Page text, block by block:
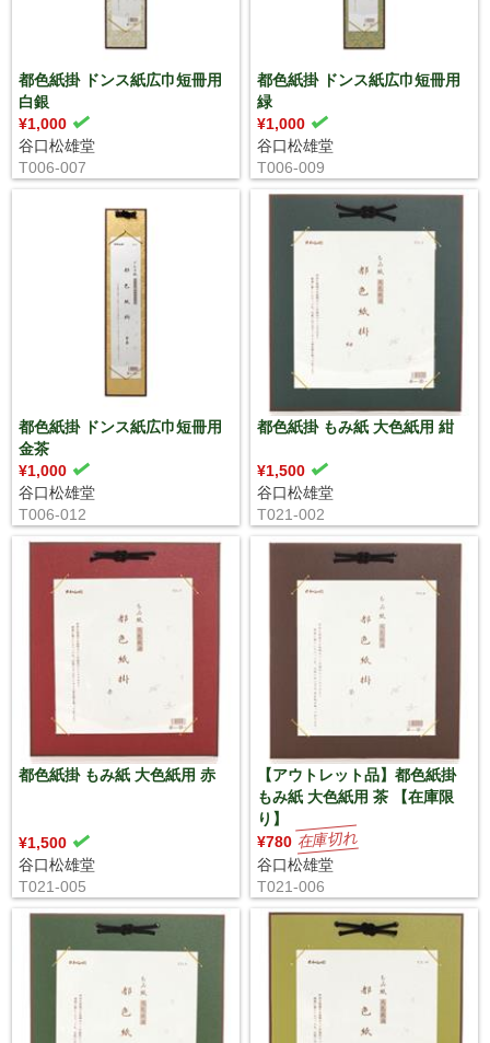
都色紙掛 ドンス紙広巾短冊用
白銀
¥1,000
谷口松雄堂
T006-007
都色紙掛 ドンス紙広巾短冊用
緑
¥1,000
谷口松雄堂
T006-009
都色紙掛 ドンス紙広巾短冊用
金茶
¥1,000
谷口松雄堂
T006-012
都色紙掛 もみ紙 大色紙用 紺
¥1,500
谷口松雄堂
T021-002
都色紙掛 もみ紙 大色紙用 赤
¥1,500
谷口松雄堂
T021-005
【アウトレット品】都色紙掛
もみ紙 大色紙用 茶 【在庫限
り】
¥780
谷口松雄堂
T021-006